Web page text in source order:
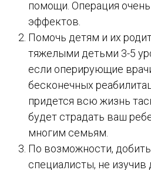
помощи. Операция
эффектов.
Помочь детям и их
тяжелыми детьми 3-5
если оперирующие
бесконечных
придется всю жизнь
будет страдать ваш
многим семьям.
По возможности,
специалисты, не изучив